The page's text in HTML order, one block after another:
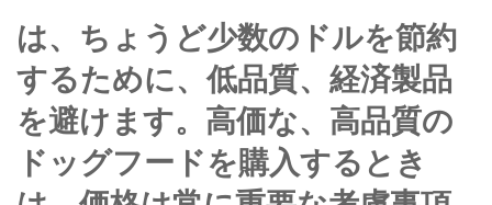
は、ちょうど少数のドルを節約
するために、低品質、経済製品
を避けます。高価な、高品質の
ドッグフードを購入するとき